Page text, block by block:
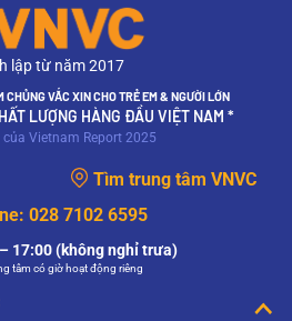
lập từ năm 2017
CHỦNG VẮC XIN CHO TRẺ EM & NGƯỜI LỚN
LƯỢNG HÀNG ĐẦU VIỆT NAM *
Vietnam Report 2025
Tìm trung tâm VNVC
028 7102 6595
17:00 (không nghỉ trưa)
tâm có giờ hoạt động riêng